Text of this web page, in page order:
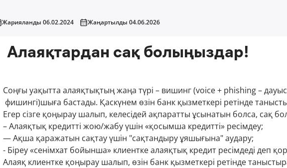
Жарияланды 06.02.2024 Жаңартылды 04.06.2026
Алаяқтардан сақ болыңыздар!
Соңғы уақытта алаяқтықтың жаңа түрі – вишинг (voice + phishing – дауыс
фишингі)шыға бастады. Қаскүнем өзін банк қызметкері ретінде
Егер сізге қоңырау шалып, келесідей ақпаратты ұсынатын болса, сақ
– Алаяқтық кредитті жою/жабу үшін «қосымша кредитті» ресімдеу;
— Ақша қаражатын сақтау үшін "сақтандыру ұяшығына" аудару;
- Біреу «сенімхат бойынша» клиентке алаяқтық кредит ресімдеді деп
Алаяқ клиентке қоңырау шалып, өзін банк қызметкері ретінде